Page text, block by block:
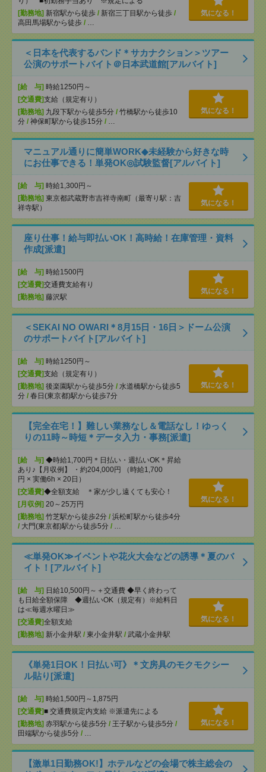
[勤務地] 新宿駅から徒歩 / 新宿三丁目駅から徒歩 /
高田馬場駅から徒歩 / …
気になる！
＜日本を代表するバンド＊サカナクション＞ツアー
公演のサポートバイト＠日本武道館[アルバイト]
[給 与] 時給1250円～
[交通費]支給（規定有り）
[勤務地] 九段下駅から徒歩5分 / 竹橋駅から徒歩10
分 / 神保町駅から徒歩15分 / …
気になる！
マニュアル通りに簡単WORK◆未経験から好きな時
にお仕事できる！単発OK◎試験監督[アルバイト]
[給 与] 時給1,300円～
[勤務地] 東京都武蔵野市吉祥寺南町（最寄り駅：吉
祥寺駅）
気になる！
座り仕事！給与即払いOK！高時給！在庫管理・資料
作成[派遣]
[給 与] 時給1500円
[交通費]交通費支給有り
[勤務地] 藤沢駅
気になる！
＜SEKAI NO OWARI＊8月15日・16日＞ドーム公演
のサポートバイト[アルバイト]
[給 与] 時給1250円～
[交通費]支給（規定有り）
[勤務地] 後楽園駅から徒歩5分 / 水道橋駅から徒歩5
分 / 春日(東京都)駅から徒歩7分
気になる！
【完全在宅！】難しい業務なし＆電話なし！ゆっく
りの11時～時短＊データ入力・事務[派遣]
[給 与] ◆時給1,700円＊日払い・週払いOK＊昇給
あり♪【月収例】 ・約204,000円 （時給1,700
円 × 実働6h × 20日）
[交通費]◆全額支給 ＊家が少し遠くても安心！
[月収例] 20～25万円
[勤務地] 竹芝駅から徒歩2分 / 浜松町駅から徒歩4分
/ 大門(東京都)駅から徒歩5分 / …
気になる！
≪単発OK≫イベントや花火大会などの誘導＊夏のバ
イト！[アルバイト]
[給 与] 日給10,500円～＋交通費 ◆早く終わって
も日給全額保障 ◆週払いOK（規定有）※給料日
は≪毎週水曜日≫
[交通費]全額支給
[勤務地] 新小金井駅 / 東小金井駅 / 武蔵小金井駅
気になる！
《単発1日OK！日払い可》＊文房具のモクモクシー
ル貼り[派遣]
[給 与] 時給1,500円～1,875円
[交通費]■ 交通費規定内支給 ※派遣先による
[勤務地] 赤羽駅から徒歩5分 / 王子駅から徒歩5分 /
田端駅から徒歩5分 / …
気になる！
【激単1日勤務OK!】ホテルなどの会場で株主総会の